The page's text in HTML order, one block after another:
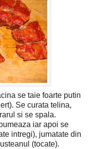
se taie foarte putin
Se curata telina,
si se spala.
iar apoi se
intregi), jumatate din
(tocate).